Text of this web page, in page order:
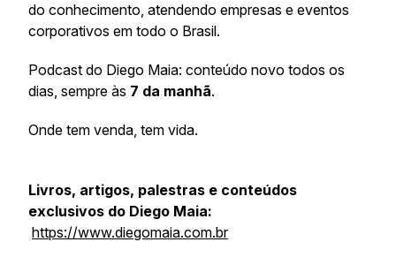
do conhecimento, atendendo empresas e eventos
corporativos em todo o Brasil.
Podcast do Diego Maia: conteúdo novo todos os
dias, sempre às 7 da manhã.
Onde tem venda, tem vida.
Livros, artigos, palestras e conteúdos
exclusivos do Diego Maia:
https://www.diegomaia.com.br